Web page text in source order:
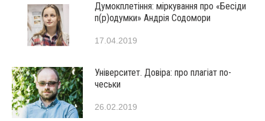
Думокплетіння: міркування про «Бесіди
п(р)одумки» Андрія Содомори
17.04.2019
Університет. Довіра: про плагіат по-
чеськи
26.02.2019